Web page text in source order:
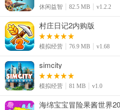
休闲益智 82.5 MB v1.2.2
村庄日记2内购版
模拟经营 76.9 MB v1.68
simcity
模拟经营 81 MB v1.0
海绵宝宝冒险果酱世界